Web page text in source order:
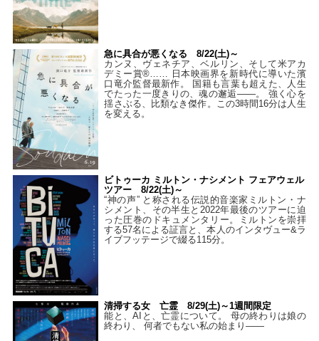
急に具合が悪くなる 8/22(土)～
カンヌ、ヴェネチア、ベルリン、そして米アカ
デミー賞®…… 日本映画界を新時代に導いた濱
口竜介監督最新作。 国籍も言葉も超えた、人生
でたった一度きりの、魂の邂逅――。 強く心を
揺さぶる、比類なき傑作。この3時間16分は人生
を変える。
ビトゥーカ ミルトン・ナシメント フェアウェル
ツアー 8/22(土)～
“神の声” と称される伝説的音楽家ミルトン・ナ
シメント、その半生と2022年最後のツアーに迫
った圧巻のドキュメンタリー。ミルトンを崇拝
する57名による証言と、本人のインタヴュー&ラ
イブフッテージで綴る115分。
清掃する女 亡霊 8/29(土)～1週間限定
能と、AIと、亡霊について。 母の終わりは娘の
終わり、 何者でもない私の始まり――